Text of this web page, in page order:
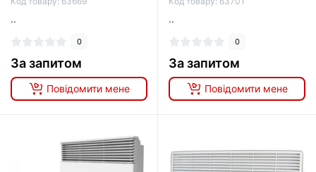
..
0
За запитом
Повідомити мене
..
0
За запитом
Повідомити мене